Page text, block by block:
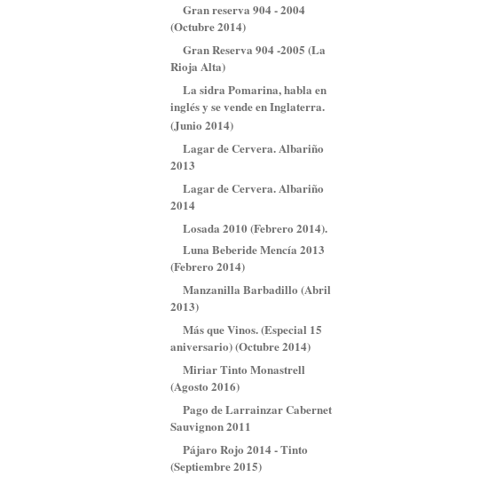
Gran reserva 904 - 2004
(Octubre 2014)
Gran Reserva 904 -2005 (La
Rioja Alta)
La sidra Pomarina, habla en
inglés y se vende en Inglaterra.
(Junio 2014)
Lagar de Cervera. Albariño
2013
Lagar de Cervera. Albariño
2014
Losada 2010 (Febrero 2014).
Luna Beberide Mencía 2013
(Febrero 2014)
Manzanilla Barbadillo (Abril
2013)
Más que Vinos. (Especial 15
aniversario) (Octubre 2014)
Miriar Tinto Monastrell
(Agosto 2016)
Pago de Larrainzar Cabernet
Sauvignon 2011
Pájaro Rojo 2014 - Tinto
(Septiembre 2015)